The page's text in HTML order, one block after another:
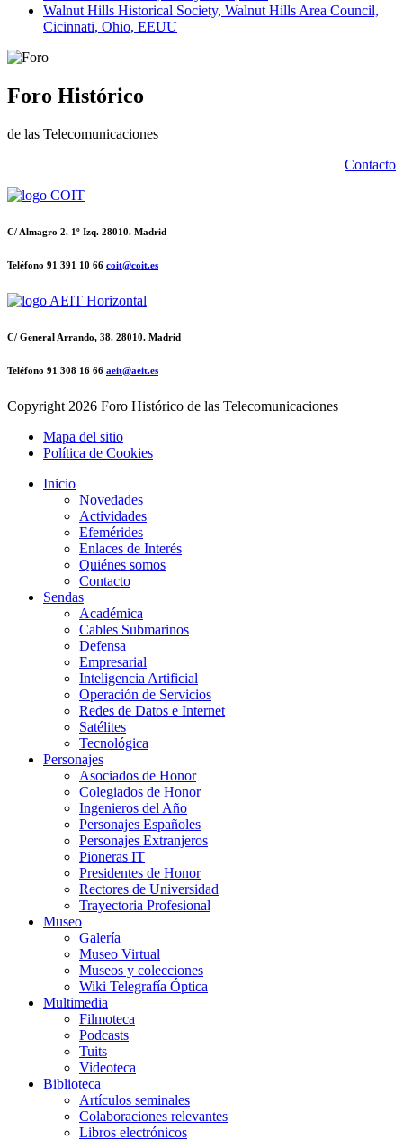
Walnut Hills Historical Society, Walnut Hills Area Council,
Cicinnati, Ohio, EEUU
Foro Histórico
de las Telecomunicaciones
Contacto
C/ Almagro 2. 1º Izq. 28010. Madrid
Teléfono 91 391 10 66 coit@coit.es
C/ General Arrando, 38. 28010. Madrid
Teléfono 91 308 16 66 aeit@aeit.es
Copyright 2026 Foro Histórico de las Telecomunicaciones
Mapa del sitio
Política de Cookies
Inicio
Novedades
Actividades
Efemérides
Enlaces de Interés
Quiénes somos
Contacto
Sendas
Académica
Cables Submarinos
Defensa
Empresarial
Inteligencia Artificial
Operación de Servicios
Redes de Datos e Internet
Satélites
Tecnológica
Personajes
Asociados de Honor
Colegiados de Honor
Ingenieros del Año
Personajes Españoles
Personajes Extranjeros
Pioneras IT
Presidentes de Honor
Rectores de Universidad
Trayectoria Profesional
Museo
Galería
Museo Virtual
Museos y colecciones
Wiki Telegrafía Óptica
Multimedia
Filmoteca
Podcasts
Tuits
Videoteca
Biblioteca
Artículos seminales
Colaboraciones relevantes
Libros electrónicos